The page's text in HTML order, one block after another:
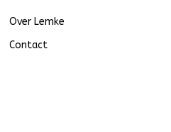
Over Lemke
Contact